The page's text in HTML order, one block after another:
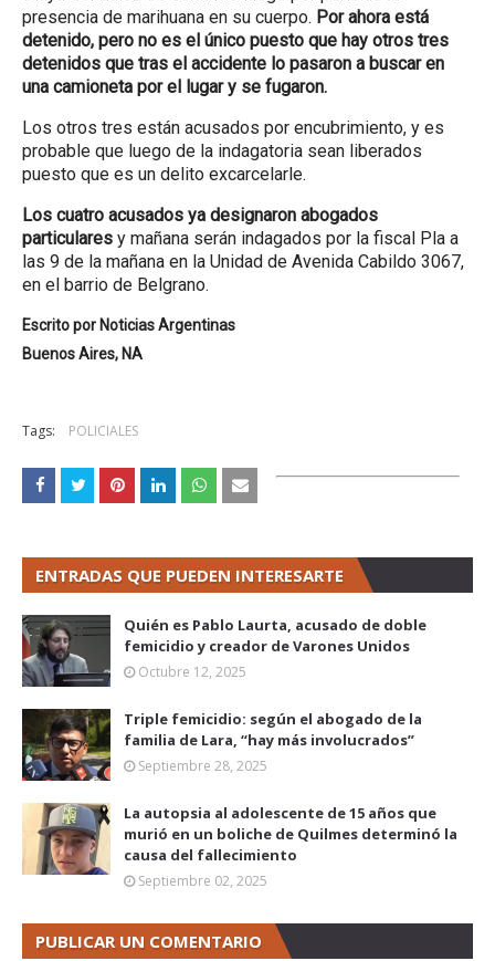
presencia de marihuana en su cuerpo. Por ahora está
detenido, pero no es el único puesto que hay otros tres
detenidos que tras el accidente lo pasaron a buscar en
una camioneta por el lugar y se fugaron.
Los otros tres están acusados por encubrimiento, y es
probable que luego de la indagatoria sean liberados
puesto que es un delito excarcelarle.
Los cuatro acusados ya designaron abogados
particulares y mañana serán indagados por la fiscal Pla a
las 9 de la mañana en la Unidad de Avenida Cabildo 3067,
en el barrio de Belgrano.
Escrito por Noticias Argentinas
Buenos Aires, NA
Tags: POLICIALES
ENTRADAS QUE PUEDEN INTERESARTE
Quién es Pablo Laurta, acusado de doble
femicidio y creador de Varones Unidos
Octubre 12, 2025
Triple femicidio: según el abogado de la
familia de Lara, “hay más involucrados”
Septiembre 28, 2025
La autopsia al adolescente de 15 años que
murió en un boliche de Quilmes determinó la
causa del fallecimiento
Septiembre 02, 2025
PUBLICAR UN COMENTARIO